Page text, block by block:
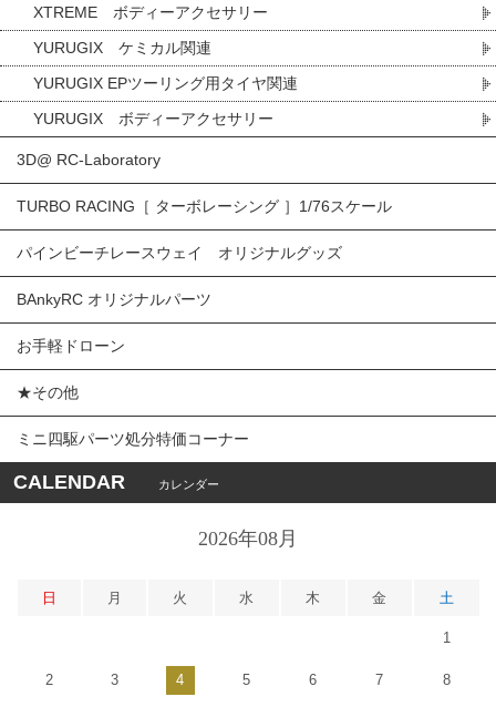
XTREME ボディーアクセサリー
YURUGIX ケミカル関連
YURUGIX EPツーリング用タイヤ関連
YURUGIX ボディーアクセサリー
3D@ RC-Laboratory
TURBO RACING［ ターボレーシング ］1/76スケール
パインビーチレースウェイ オリジナルグッズ
BAnkyRC オリジナルパーツ
お手軽ドローン
★その他
ミニ四駆パーツ処分特価コーナー
CALENDAR カレンダー
2026年08月
日 月 火 水 木 金 土
1
2 3 4 5 6 7 8